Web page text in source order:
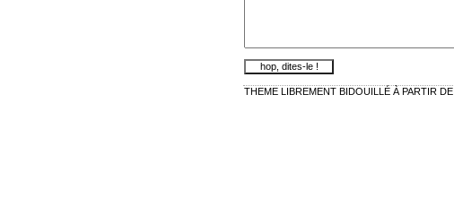
THEME LIBREMENT BIDOUILLÉ À PARTIR DE